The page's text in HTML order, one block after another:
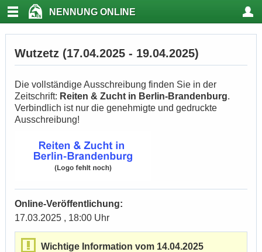
NENNUNG ONLINE
Wutzetz (17.04.2025 - 19.04.2025)
Die vollständige Ausschreibung finden Sie in der
Zeitschrift: Reiten & Zucht in Berlin-Brandenburg.
Verbindlich ist nur die genehmigte und gedruckte
Ausschreibung!
Online-Veröffentlichung:
17.03.2025 , 18:00 Uhr
Wichtige Information vom 14.04.2025